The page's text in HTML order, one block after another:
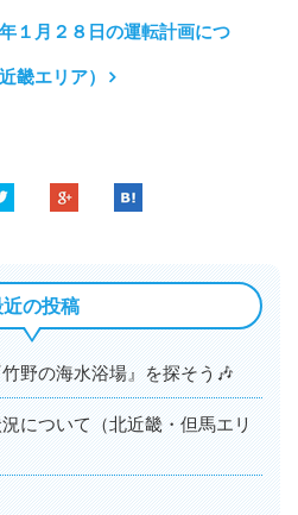
１月２８日の運転計画につ
畿エリア）
の投稿
野の海水浴場』を探そう🎶
について（北近畿・但馬エリ